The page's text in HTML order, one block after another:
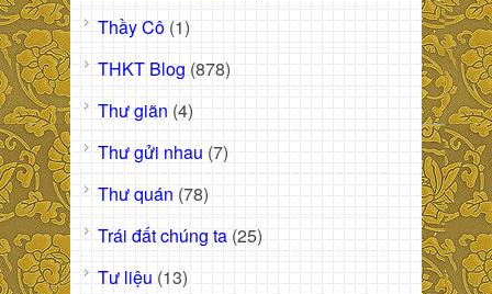
Thầy Cô (1)
THKT Blog (878)
Thư giãn (4)
Thư gửi nhau (7)
Thư quán (78)
Trái đất chúng ta (25)
Tư liệu (13)